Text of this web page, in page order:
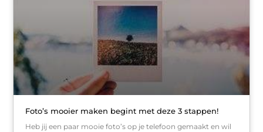
Foto’s mooier maken begint met deze 3 stappen!
Heb jij een paar mooie foto’s op je telefoon gemaakt en wil